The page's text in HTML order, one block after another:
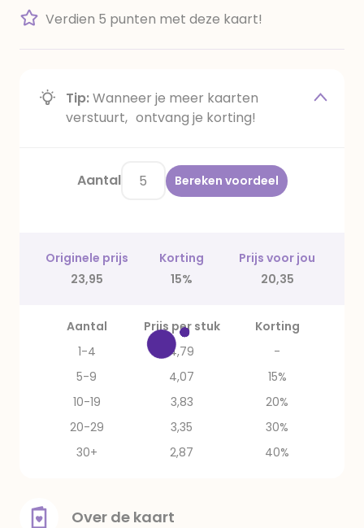
Verdien 5 punten met deze kaart!
Tip:Wanneer je meer kaarten
verstuurt, ontvang je korting!
Aantal Bereken voordeel
Originele prijs Korting
Prijs voor jou
23,95
15% 20,35
Aantal Prijs per stuk
Korting
1-4
4,79
-
5-9
4,07
15%
10-19
3,83
20%
20-29
3,35
30%
30+
2,87 40%
Over de kaart